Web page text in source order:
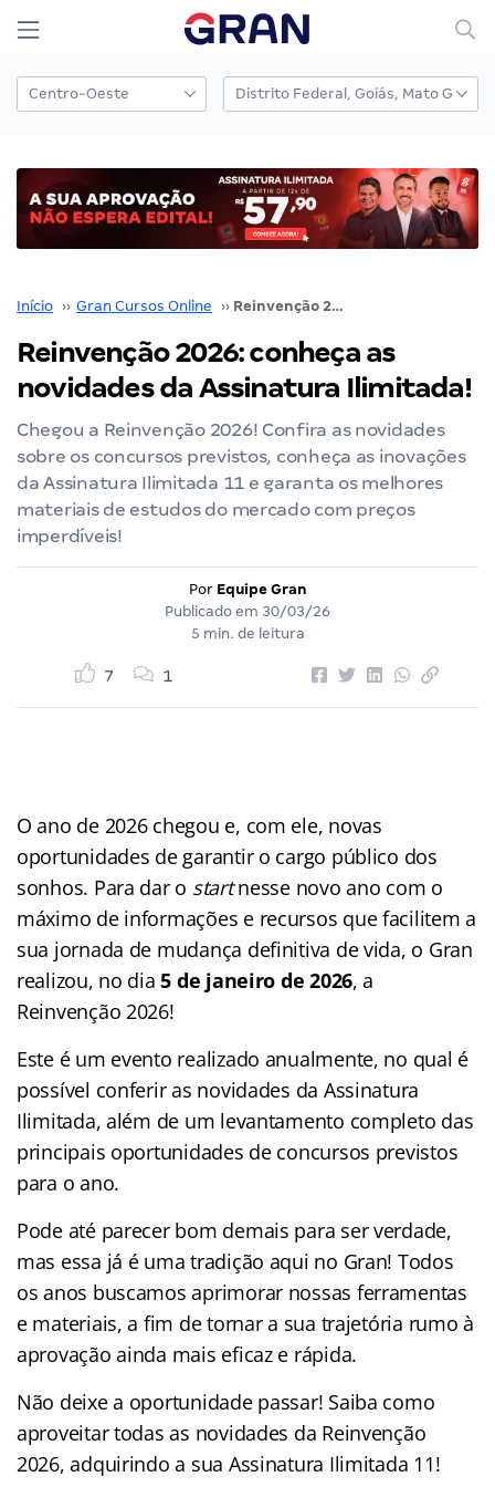
Início ›› Gran Cursos Online ›› Reinvenção 2026: conheça as novidades da Assinatura Ilimitada!
Reinvenção 2026: conheça as
novidades da Assinatura Ilimitada!
Chegou a Reinvenção 2026! Confira as novidades
sobre os concursos previstos, conheça as inovações
da Assinatura Ilimitada 11 e garanta os melhores
materiais de estudos do mercado com preços
imperdíveis!
Por Equipe Gran
Publicado em 30/03/26
5 min. de leitura
7 1
O ano de 2026 chegou e, com ele, novas
oportunidades de garantir o cargo público dos
sonhos. Para dar o startnesse novo ano com o
máximo de informações e recursos que facilitem a
sua jornada de mudança definitiva de vida, o Gran
realizou, no dia5 de janeiro de 2026, a
Reinvenção 2026!
Este é um evento realizado anualmente, no qual é
possível conferir as novidades da Assinatura
Ilimitada, além de um levantamento completo das
principais oportunidades de concursos previstos
para o ano.
Pode até parecer bom demais para ser verdade,
mas essa já é uma tradição aqui no Gran! Todos
os anos buscamos aprimorar nossas ferramentas
e materiais, a fim de tornar a sua trajetória rumo à
aprovação ainda mais eficaz e rápida.
Não deixe a oportunidade passar! Saiba como
aproveitar todas as novidades da Reinvenção
2026, adquirindo a sua Assinatura Ilimitada 11!